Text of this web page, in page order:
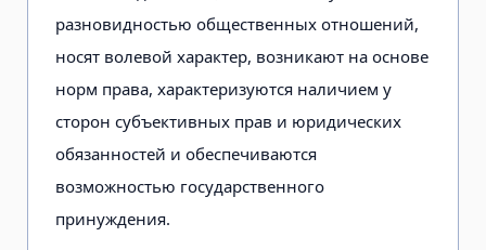
разновидностью общественных отношений,
носят волевой характер, возникают на основе
норм права, характеризуются наличием у
сторон субъективных прав и юридических
обязанностей и обеспечиваются
возможностью государственного
принуждения.